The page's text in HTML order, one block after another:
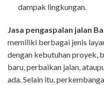
dampak lingkungan.
Jasa pengaspalan jalan
memiliki berbagai jenis
dengan kebutuhan proyek,
baru, perbaikan jalan,
ada. Selain itu,